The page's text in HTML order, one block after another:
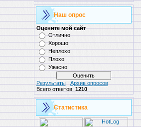
Наш опрос
Оцените мой сайт
Отлично
Хорошо
Неплохо
Плохо
Ужасно
Результаты|Архив опросов
Всего ответов: 1210
Статистика